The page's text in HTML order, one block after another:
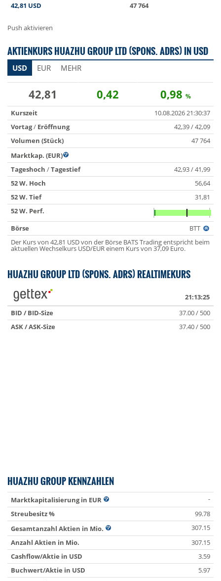
42,81 USD
47 764
Push aktivieren
AKTIENKURS HUAZHU GROUP LTD (SPONS. ADRS) IN USD
USD EUR MEHR
42,81 0,42 0,98 %
Kurszeit
10.08.2026 21:30:37
Vortag/ Eröffnung
42,39 / 42,09
Volumen (Stück)
47 764
Marktkap. (EUR)
Tageshoch /Tagestief
42,93 / 41,99
52 W. Hoch
56,64
52 W. Tief
31,81
52 W. Perf.
Börse
BTT
Der Kurs von 42,81 USD von der Börse BATS Trading entspricht beim
aktuellen Wechselkurs USD/EUR einem Kurs von 37,09 Euro.
HUAZHU GROUP LTD (SPONS. ADRS) REALTIMEKURS
21:13:25
BID / BID-Size
37.00 / 500
ASK / ASK-Size
37.40 / 500
HUAZHU GROUP KENNZAHLEN
Marktkapitalisierung in EUR
-
Streubesitz %
99.78
Gesamtanzahl Aktien in Mio.
307.15
Anzahl Aktien in Mio.
307.15
Cashflow/Aktie in USD
3.59
Buchwert/Aktie in USD
5.97